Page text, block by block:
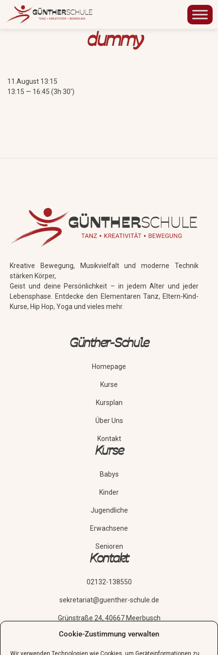
Cookie-Zustimmung verwalten
Wir verwenden Technologien wie Cookies, um Geräteinformationen zu
dummy
11.August 13:15
13:15 — 16:45 (3h 30′)
Kreative Bewegung, Musikvielfalt und moderne Technik
stärken Körper,
Geist und deine Persönlichkeit – in jedem Alter und jeder
Lebensphase. Entdecke den Elementaren Tanz, Eltern-Kind-
Kurse, Hip Hop, Yoga und vieles mehr.
Günther-Schule
Homepage
Kurse
Kursplan
Über Uns
Kontakt
Kurse
Babys
Kinder
Jugendliche
Erwachsene
Senioren
Kontakt
02132-138550
sekretariat@guenther-schule.de
Grünstraße 24, 40667 Meerbusch
Schnupperstunde vereinbaren